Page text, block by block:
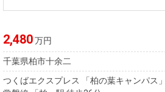
2,480万円
千葉県柏市十余二
つくばエクスプレス 「柏の葉キャンパス